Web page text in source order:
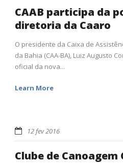
CAAB participa da
diretoria da Caaro
O presidente da Caixa de
da Bahia (CAA-BA), Luiz Augusto
oficial da nova...
Learn More
12 fev 2016
Clube de Canoagem